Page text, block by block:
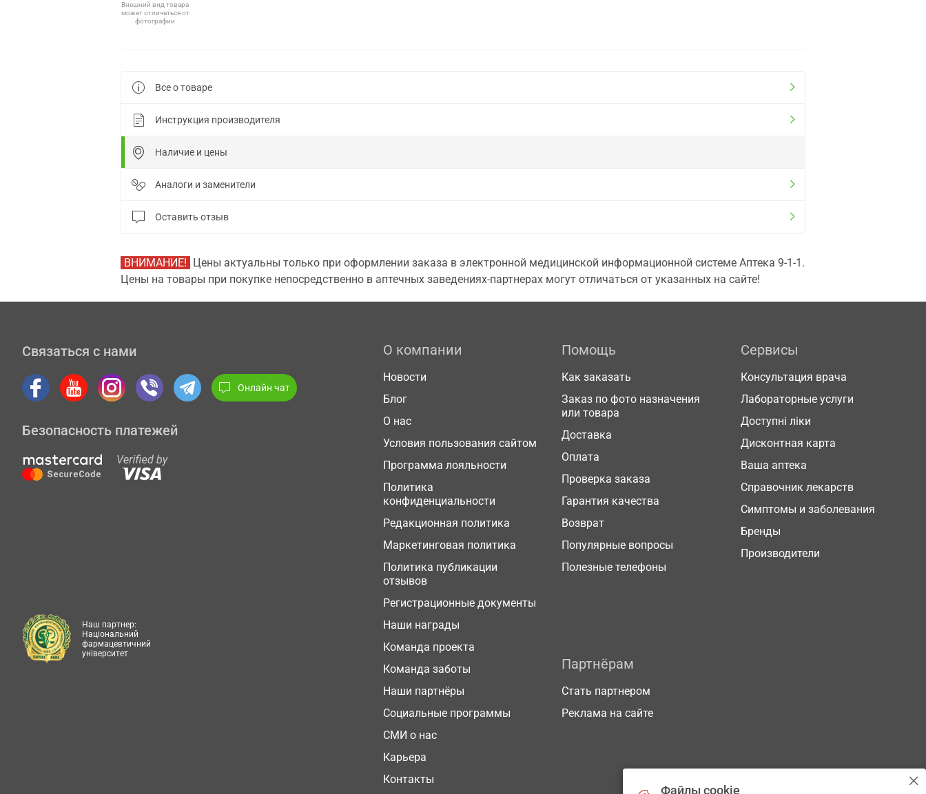
Внешний вид товара
может отличаться от
фотографии
Все о товаре
Инструкция производителя
Наличие и цены
Аналоги и заменители
Оставить отзыв
ВНИМАНИЕ! Цены актуальны только при оформлении заказа в электронной медицинской информационной системе Аптека 9-1-1.
Цены на товары при покупке непосредственно в аптечных заведениях-партнерах могут отличаться от указанных на сайте!
Связаться с нами
Онлайн чат
Безопасность платежей
О компании
Новости
Блог
О нас
Условия пользования сайтом
Программа лояльности
Политика
конфиденциальности
Редакционная политика
Маркетинговая политика
Политика публикации
отзывов
Регистрационные документы
Наши награды
Команда проекта
Команда заботы
Наши партнёры
Социальные программы
СМИ о нас
Карьера
Контакты
Помощь
Как заказать
Заказ по фото назначения
или товара
Доставка
Оплата
Проверка заказа
Гарантия качества
Возврат
Популярные вопросы
Полезные телефоны
Сервисы
Консультация врача
Лабораторные услуги
Доступні ліки
Дисконтная карта
Ваша аптека
Справочник лекарств
Симптомы и заболевания
Бренды
Производители
Партнёрам
Стать партнером
Реклама на сайте
Наш партнер:
Національний
фармацевтичний
університет
Файлы cookie